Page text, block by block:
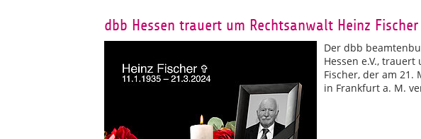
dbb Hessen trauert um Rechtsanwalt Heinz Fischer
Der dbb
Hessen e.V.,
Fischer, der am 21.
in Frankfurt a. M.